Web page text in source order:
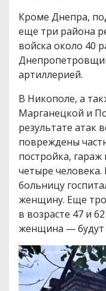
Кроме Днепра,
еще три района
войска около 40
артиллерией.
В Никополе, а
Марганецкой и
результате атак
повреждены
постройка,
четыре
больницу
женщину. Еще
в возрасте 47 и
женщина — будут